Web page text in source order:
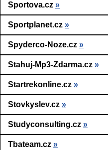
Sportova.cz »
Sportplanet.cz »
Spyderco-Noze.cz »
Stahuj-Mp3-Zdarma.cz »
Startrekonline.cz »
Stovkyslev.cz »
Studyconsulting.cz »
Tbateam.cz »